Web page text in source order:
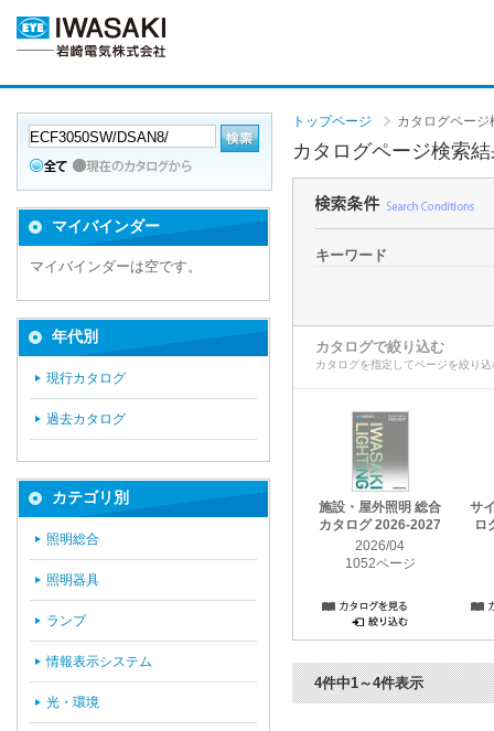
トップページ カタログページ
カタログページ検索
キーワード
カタログで絞り込む
カタログを指定してページを絞り
施設・屋外照明 総合
カタログ 2026-2027
2026/04
1052ページ
サ
ロ
4件中1～4件表示
マイバインダー
マイバインダーは空です。
年代別
現行カタログ
過去カタログ
カテゴリ別
照明総合
照明器具
ランプ
情報表示システム
光・環境